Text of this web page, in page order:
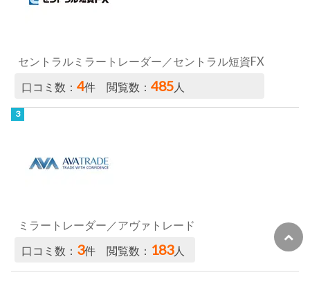
セントラルミラートレーダー／セントラル短資FX
口コミ数：4件 閲覧数：485 人
ミラートレーダー／アヴァトレード
口コミ数： 3件 閲覧数： 183人